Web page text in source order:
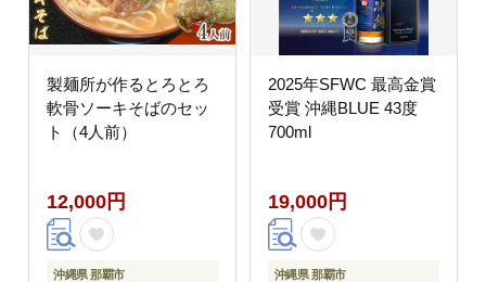
製麺所が作るとろとろ
軟骨ソーキそばのセッ
ト（4人前）
12,000円
沖縄県 那覇市
2025年SFWC 最高金賞
受賞 沖縄BLUE 43度
700ml
19,000円
沖縄県 那覇市